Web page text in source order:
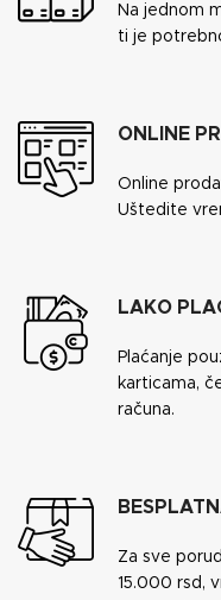
Na jednom
ti je
ONLINE
Online
Uštedite
LAKO
Plaćanje
karticama,
računa.
Za sve
15.000 rsd,